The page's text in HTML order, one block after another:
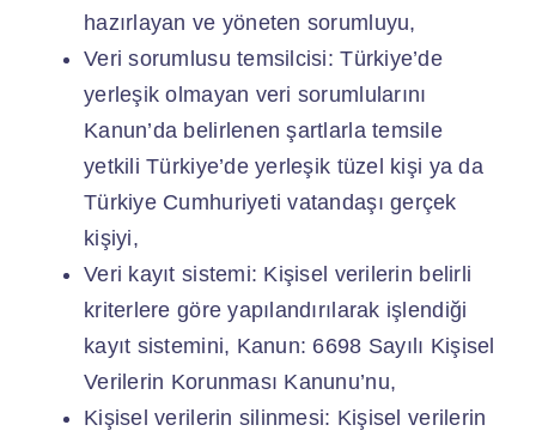
hazırlayan ve yöneten sorumluyu,
Veri sorumlusu temsilcisi: Türkiye’de
yerleşik olmayan veri sorumlularını
Kanun’da belirlenen şartlarla temsile
yetkili Türkiye’de yerleşik tüzel kişi ya da
Türkiye Cumhuriyeti vatandaşı gerçek
kişiyi,
Veri kayıt sistemi: Kişisel verilerin belirli
kriterlere göre yapılandırılarak işlendiği
kayıt sistemini, Kanun: 6698 Sayılı Kişisel
Verilerin Korunması Kanunu’nu,
Kişisel verilerin silinmesi: Kişisel verilerin